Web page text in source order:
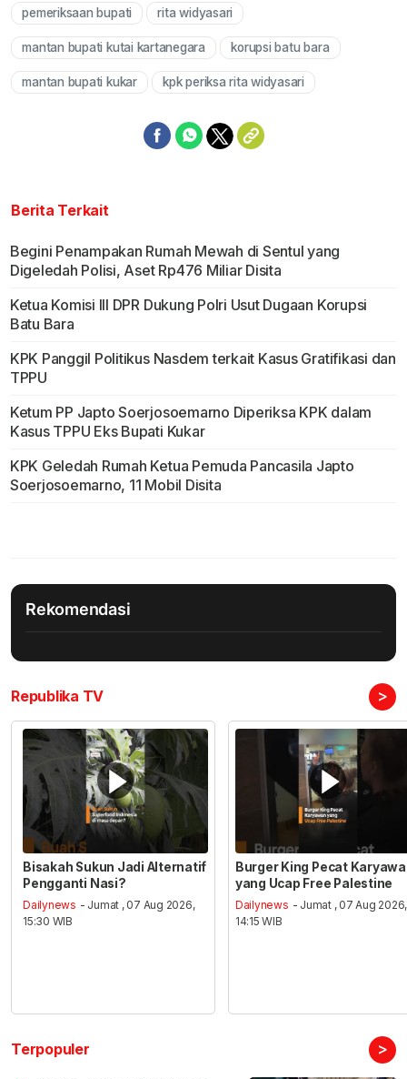
pemeriksaan bupati rita widyasari
mantan bupati kutai kartanegara korupsi batu bara
mantan bupati kukar kpk periksa rita widyasari
Berita Terkait
Begini Penampakan Rumah Mewah di Sentul yang
Digeledah Polisi, Aset Rp476 Miliar Disita
Ketua Komisi III DPR Dukung Polri Usut Dugaan Korupsi
Batu Bara
KPK Panggil Politikus Nasdem terkait Kasus Gratifikasi dan
TPPU
Ketum PP Japto Soerjosoemarno Diperiksa KPK dalam
Kasus TPPU Eks Bupati Kukar
KPK Geledah Rumah Ketua Pemuda Pancasila Japto
Soerjosoemarno, 11 Mobil Disita
Rekomendasi
Republika TV >
Bisakah Sukun Jadi Alternatif
Pengganti Nasi?
Dailynews - Jumat , 07 Aug 2026,
15:30 WIB
Burger King Pecat
yang Ucap Free Palestine
Dailynews - Jumat , 07 Aug 2026,
14:15 WIB
Terpopuler >